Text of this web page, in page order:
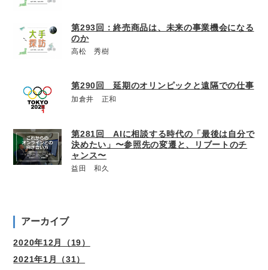
第293回：終売商品は、未来の事業機会になる
のか
高松 秀樹
第290回 延期のオリンピックと遠隔での仕事
加倉井 正和
第281回 AIに相談する時代の「最後は自分で
決めたい」〜参照先の変遷と、リブートのチ
ャンス〜
益田 和久
アーカイブ
2020年12月（19）
2021年1月（31）